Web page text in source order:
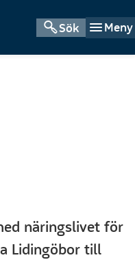
Sök Meny
näringslivet för
Lidingöbor till